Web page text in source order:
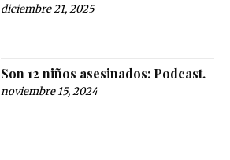
diciembre 21, 2025
Son 12 niños asesinados: Podcast.
noviembre 15, 2024